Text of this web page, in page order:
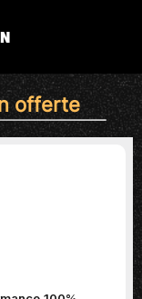
offerte